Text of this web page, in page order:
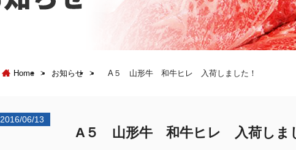
Home > お知らせ > A５ 山形牛 和牛ヒレ 入荷しました！
2016/06/13
A５ 山形牛 和牛ヒレ 入荷しま